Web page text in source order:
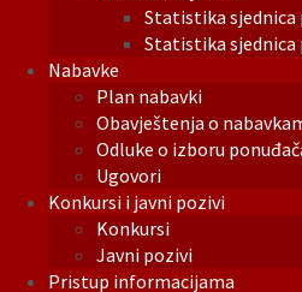
Statistika sjednica
Statistika sjednica
Nabavke
Plan nabavki
Obavještenja o
Odluke o izboru
Ugovori
Konkursi i javni pozivi
Konkursi
Javni pozivi
Pristup informacijama